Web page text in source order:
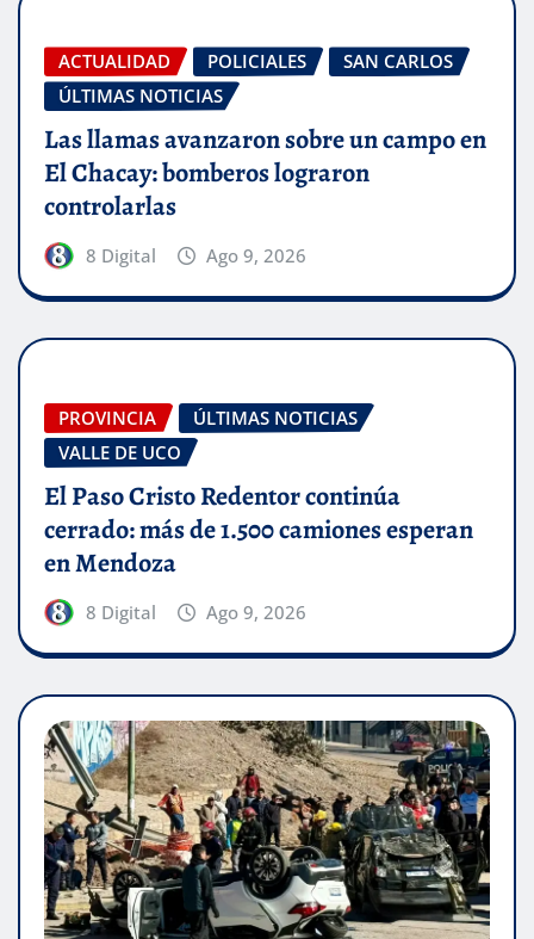
ACTUALIDAD POLICIALES
SAN CARLOS
ÚLTIMAS NOTICIAS
Las llamas avanzaron sobre un campo en
El Chacay: bomberos lograron
controlarlas
8 Digital Ago 9, 2026
PROVINCIA
ÚLTIMAS NOTICIAS
VALLE DE UCO
El Paso Cristo Redentor continúa
cerrado: más de 1.500 camiones esperan
en Mendoza
8 Digital Ago 9, 2026